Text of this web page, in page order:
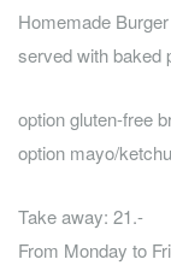
Homemade
served with baked
option gluten-free
option mayo/
Take away: 21.-
From Monday to